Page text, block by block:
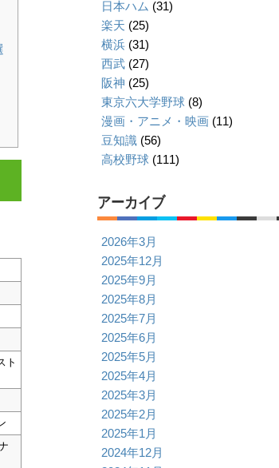
ト
日本ハム (31)
楽天 (25)
横浜 (31)
西武 (27)
阪神 (25)
東京六大学野球 (8)
漫画・アニメ・映画 (11)
豆知識 (56)
高校野球 (111)
アーカイブ
2026年3月
2025年12月
2025年9月
2025年8月
2025年7月
2025年6月
2025年5月
2025年4月
2025年3月
2025年2月
2025年1月
2024年12月